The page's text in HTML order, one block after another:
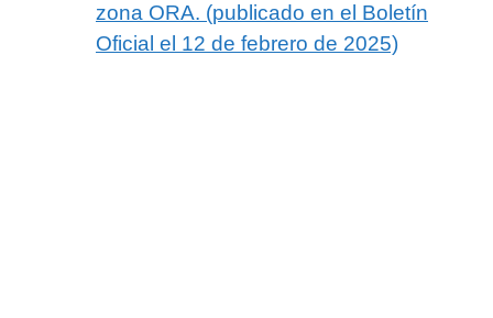
zona ORA. (publicado en el Boletín
Oficial el 12 de febrero de 2025)